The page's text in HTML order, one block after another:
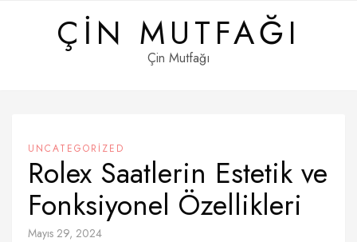
ÇIN MUTFAĞI
Çin Mutfağı
UNCATEGORIZED
Rolex Saatlerin Estetik ve
Fonksiyonel Özellikleri
Mayıs 29, 2024